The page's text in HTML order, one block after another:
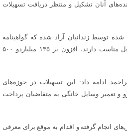
آنان تشکیل و منتظر دریافت تسهیلات
توسط زندانیان آزاد شده که گواهینامه
معتبر برای راه اندازی و ایجاد شغل مناسب دارند، افزون بر ۱۳۵ میلیاردو ۵۰۰
ادامه داد: این تسهیلات در حوزه‌های
و تعمیر وسایل خانگی به متقاضیان پرداخت
انجام گرفته و اقدام به موقع برای معرفی